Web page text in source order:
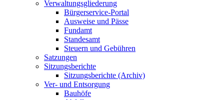
Verwaltungsgliederung
Bürgerservice-Portal
Ausweise und Pässe
Fundamt
Standesamt
Steuern und Gebühren
Satzungen
Sitzungsberichte
Sitzungsberichte (Archiv)
Ver- und Entsorgung
Bauhöfe